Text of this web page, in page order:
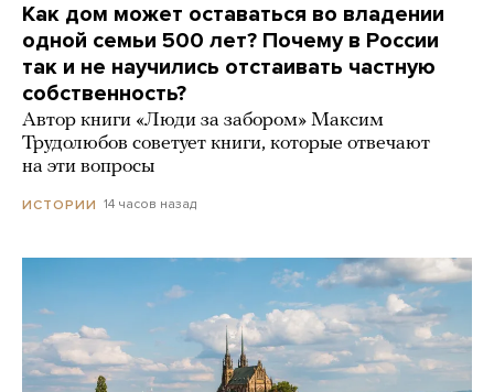
Как дом может оставаться во владении
одной семьи 500 лет? Почему в России
так и не научились отстаивать частную
собственность?
Автор книги «Люди за забором» Максим
Трудолюбов советует книги, которые отвечают
на эти вопросы
ИСТОРИИ 14 часов назад